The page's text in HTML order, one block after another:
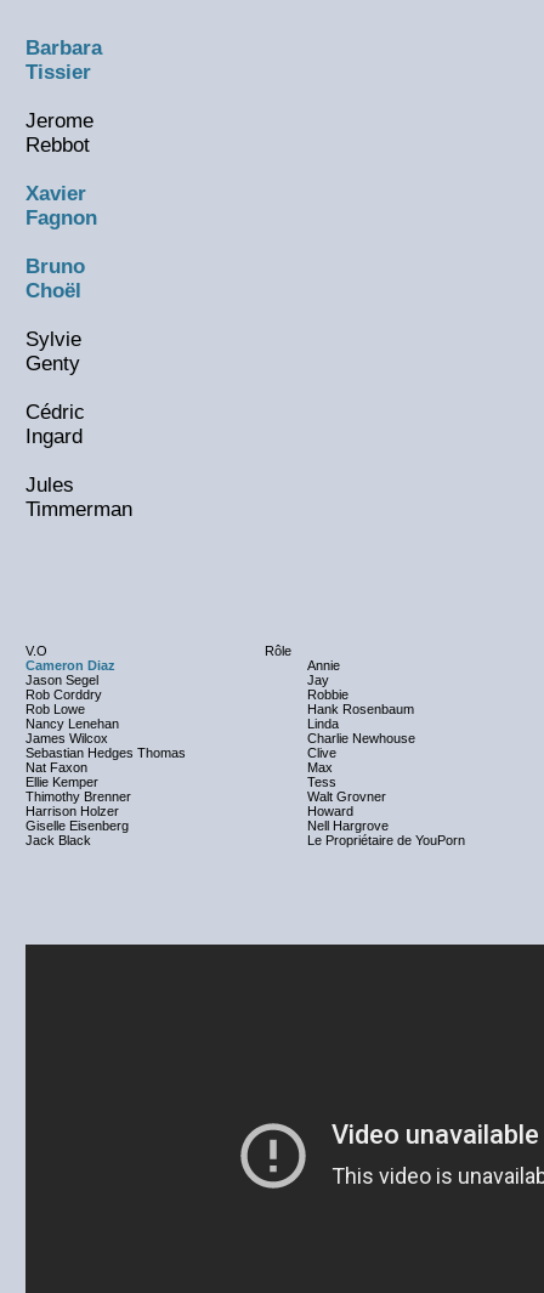
Barbara
Tissier
Jerome
Rebbot
Xavier
Fagnon
Bruno
Choël
Sylvie
Genty
Cédric
Ingard
Jules
Timmerman
V.O
Rôle
Cameron Diaz
Annie
Jason Segel
Jay
Rob Corddry
Robbie
Rob Lowe
Hank Rosenbaum
Nancy Lenehan
Linda
James Wilcox
Charlie Newhouse
Sebastian Hedges Thomas
Clive
Nat Faxon
Max
Ellie Kemper
Tess
Thimothy Brenner
Walt Grovner
Harrison Holzer
Howard
Giselle Eisenberg
Nell Hargrove
Jack Black
Le Propriétaire de YouPorn